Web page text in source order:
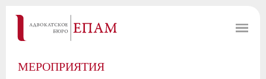
МЕРОПРИЯТИЯ